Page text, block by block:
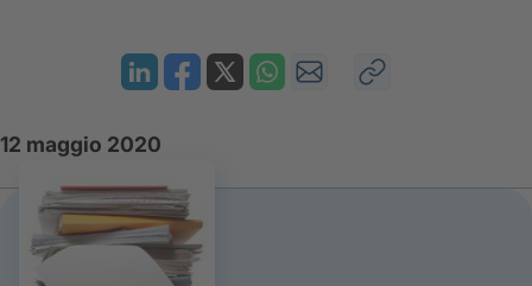
12 maggio 2020